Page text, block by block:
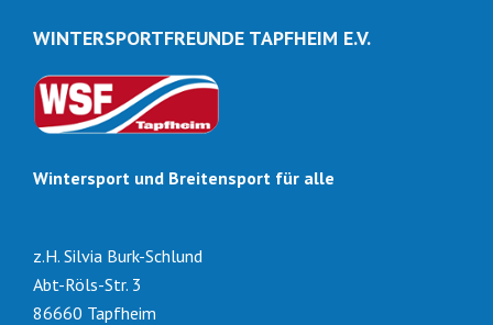
WINTERSPORTFREUNDE TAPFHEIM E.V.
Wintersport und Breitensport für alle
z.H. Silvia Burk-Schlund
Abt-Röls-Str. 3
86660 Tapfheim